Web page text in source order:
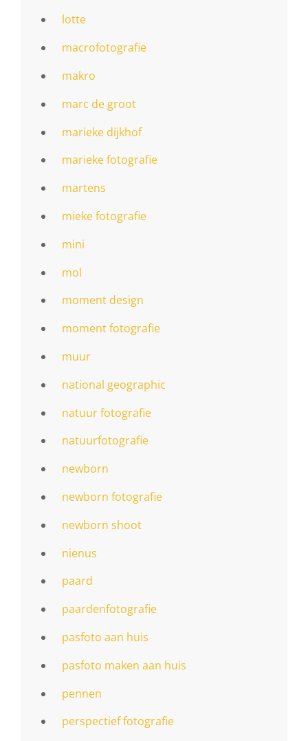
lotte
macrofotografie
makro
marc de groot
marieke dijkhof
marieke fotografie
martens
mieke fotografie
mini
mol
moment design
moment fotografie
muur
national geographic
natuur fotografie
natuurfotografie
newborn
newborn fotografie
newborn shoot
nienus
paard
paardenfotografie
pasfoto aan huis
pasfoto maken aan huis
pennen
perspectief fotografie